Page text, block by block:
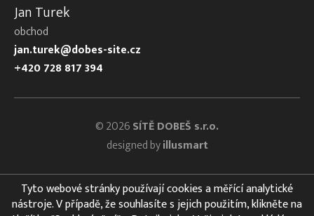
Jan Turek
obchod
jan.turek@dobes-site.cz
+420 728 817 394
© 2026SÍTĚ DOBEŠ s.r.o.
designed byillusmart
Tyto webové stránky používají cookies a měřící analytické
nástroje. V případě, že souhlasíte s jejich použitím, klikněte na